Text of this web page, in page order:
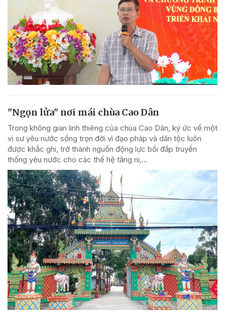
"Ngọn lửa" nơi mái chùa Cao Dân
Trong không gian linh thiêng của chùa Cao Dân, ký ức về một
vị sư yêu nước sống trọn đời vì đạo pháp và dân tộc luôn
được khắc ghi, trở thành nguồn động lực bồi đắp truyền
thống yêu nước cho các thế hệ tăng ni,...